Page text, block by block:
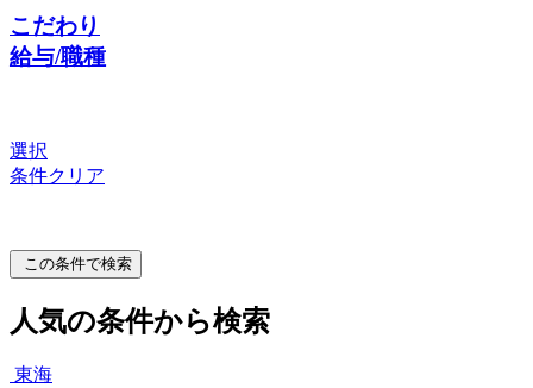
こだわり
給与/職種
選択
条件クリア
この条件で検索
人気の条件から検索
東海